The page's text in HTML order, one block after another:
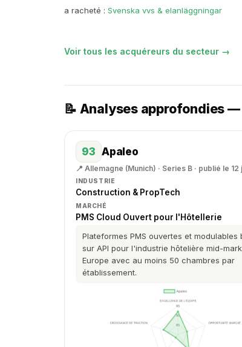
a racheté : Svenska vvs & elanläggningar
Voir tous les acquéreurs du secteur →
📝 Analyses approfondies
93 Apaleo
📍 Allemagne (Munich) · Series B · publié le
INDUSTRIE
Construction & PropTech
MARCHÉ
PMS Cloud Ouvert pour l'Hôtellerie
Plateformes PMS ouvertes et modulables
sur API pour l'industrie hôtelière mid-
Europe avec au moins 50 chambres par
établissement.